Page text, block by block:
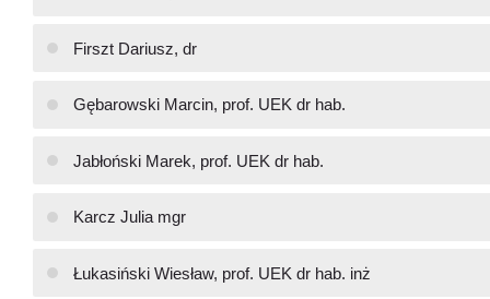
Firszt Dariusz, dr
Gębarowski Marcin, prof. UEK dr hab.
Jabłoński Marek, prof. UEK dr hab.
Karcz Julia mgr
Łukasiński Wiesław, prof. UEK dr hab. inż